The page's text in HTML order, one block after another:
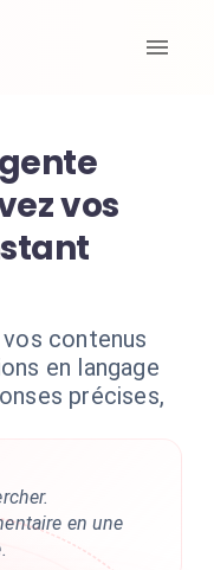
vos
contenus
en langage
précises,
en une